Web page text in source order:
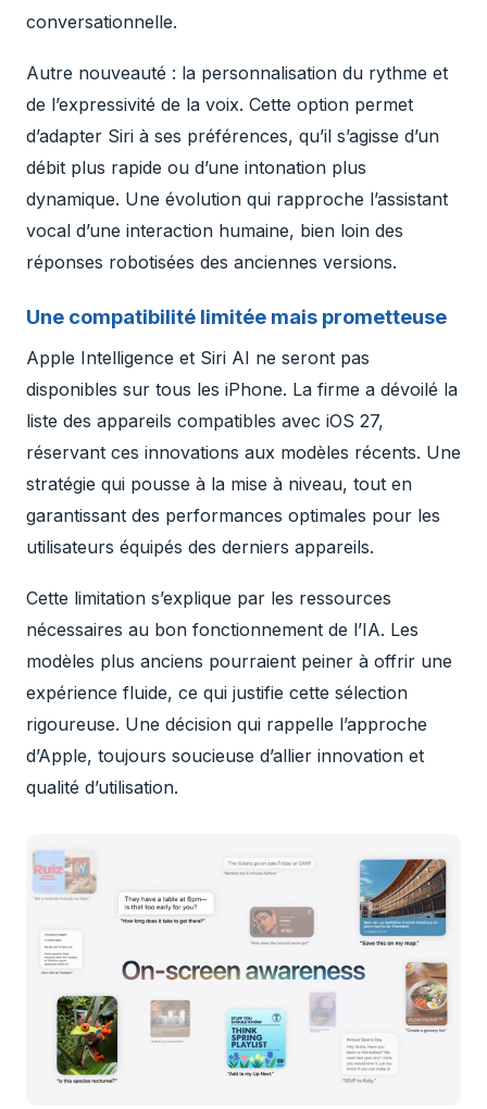
conversationnelle.
Autre nouveauté : la personnalisation du rythme et
de l’expressivité de la voix. Cette option permet
d’adapter Siri à ses préférences, qu’il s’agisse d’un
débit plus rapide ou d’une intonation plus
dynamique. Une évolution qui rapproche l’assistant
vocal d’une interaction humaine, bien loin des
réponses robotisées des anciennes versions.
Une compatibilité limitée mais prometteuse
Apple Intelligence et Siri AI ne seront pas
disponibles sur tous les iPhone. La firme a dévoilé la
liste des appareils compatibles avec iOS 27,
réservant ces innovations aux modèles récents. Une
stratégie qui pousse à la mise à niveau, tout en
garantissant des performances optimales pour les
utilisateurs équipés des derniers appareils.
Cette limitation s’explique par les ressources
nécessaires au bon fonctionnement de l’IA. Les
modèles plus anciens pourraient peiner à offrir une
expérience fluide, ce qui justifie cette sélection
rigoureuse. Une décision qui rappelle l’approche
d’Apple, toujours soucieuse d’allier innovation et
qualité d’utilisation.